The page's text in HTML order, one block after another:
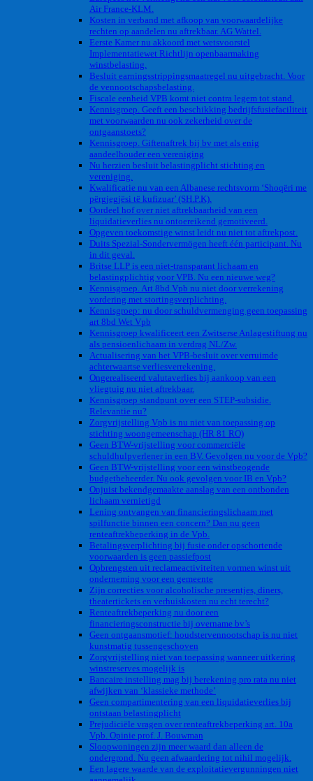
Air France-KLM.
Kosten in verband met afkoop van voorwaardelijke
rechten op aandelen nu aftrekbaar. AG Wattel.
Eerste Kamer nu akkoord met wetsvoorstel
Implementatiewet Richtlijn openbaarmaking
winstbelasting.
Besluit earningsstrippingsmaatregel nu uitgebracht. Voor
de vennootschapsbelasting.
Fiscale eenheid VPB komt niet contra legem tot stand.
Kennisgroep. Geeft een beschikking bedrijfsfusiefaciliteit
met voorwaarden nu ook zekerheid over de
ontgaanstoets?
Kennisgroep. Giftenaftrek bij bv met als enig
aandeelhouder een vereniging
Nu herzien besluit belastingplicht stichting en
vereniging.
Kwalificatie nu van een Albanese rechtsvorm ‘Shoqëri me
përgjegjësi të kufizuar’ (SH.P.K).
Oordeel hof over niet aftrekbaarheid van een
liquidatieverlies nu ontoereikend gemotiveerd.
Opgeven toekomstige winst leidt nu niet tot aftrekpost.
Duits Spezial-Sondervermögen heeft één participant. Nu
in dit geval.
Britse LLP is een niet-transparant lichaam en
belastingplichtig voor VPB. Nu een nieuwe weg?
Kennisgroep. Art 8bd Vpb nu niet door verrekening
vordering met stortingsverplichting.
Kennisgroep: nu door schuldvermenging geen toepassing
art 8bd Wet Vpb
Kennisgroep kwalificeert een Zwitserse Anlagestiftung nu
als pensioenlichaam in verdrag NL/Zw.
Actualisering van het VPB-besluit over verruimde
achterwaartse verliesverrekening.
Ongerealiseerd valutaverlies bij aankoop van een
vliegtuig nu niet aftrekbaar.
Kennisgroep standpunt over een STEP-subsidie.
Relevantie nu?
Zorgvrijstelling Vpb is nu niet van toepassing op
stichting woongemeenschap (HR 81 RO)
Geen BTW-vrijstelling voor commerciële
schuldhulpverlener in een BV. Gevolgen nu voor de Vpb?
Geen BTW-vrijstelling voor een winstbeogende
budgetbeheerder. Nu ook gevolgen voor IB en Vpb?
Onjuist bekendgemaakte aanslag van een ontbonden
lichaam vernietigd
Lening ontvangen van financieringslichaam met
spilfunctie binnen een concern? Dan nu geen
renteaftrekbeperking in de Vpb.
Betalingsverplichting bij fusie onder opschortende
voorwaarden is geen passiefpost
Opbrengsten uit reclameactiviteiten vormen winst uit
onderneming voor een gemeente
Zijn correcties voor alcoholische presentjes, diners,
theatertickets en verhuiskosten nu echt terecht?
Renteaftrekbeperking nu door een
financieringsconstructie bij overname bv’s
Geen ontgaansmotief: houdstervennootschap is nu niet
kunstmatig tussengeschoven
Zorgvrijstelling niet van toepassing wanneer uitkering
winstreserves mogelijk is
Bancaire instelling mag bij berekening pro rata nu niet
afwijken van ‘klassieke methode’
Geen compartimentering van een liquidatieverlies bij
ontstaan belastingplicht
Prejudiciële vragen over renteaftrekbeperking art. 10a
Vpb. Opinie prof. J. Bouwman
Sloopwoningen zijn meer waard dan alleen de
ondergrond. Nu geen afwaardering tot nihil mogelijk.
Een lagere waarde van de exploitatievergunningen niet